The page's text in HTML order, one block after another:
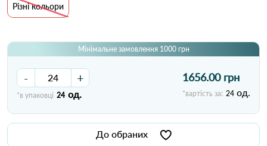
Різні кольори
Мінімальне замовлення 1000 грн
- +
*в упаковці 24 од.
1656.00 грн
*вартість за: 24 од.
До обраних